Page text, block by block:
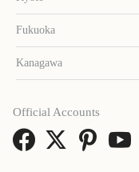
Fukuoka
Kanagawa
Official Accounts